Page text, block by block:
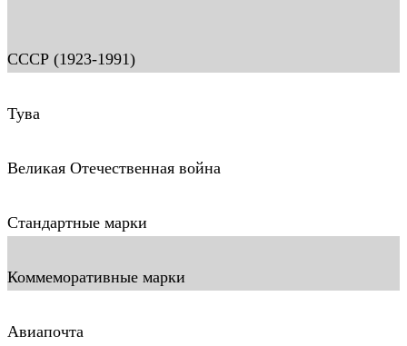
СССР (1923-1991)
Тува
Великая Отечественная война
Стандартные марки
Коммеморативные марки
Авиапочта